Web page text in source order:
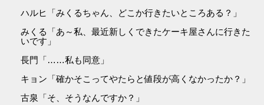
ハルヒ「みくるちゃん、どこか行きたいところある？」
みくる「あ～私、最近新しくできたケーキ屋さんに行きた
いです」
長門「……私も同意」
キョン「確かそこってやたらと値段が高くなかったか？」
古泉「そ、そうなんですか？」